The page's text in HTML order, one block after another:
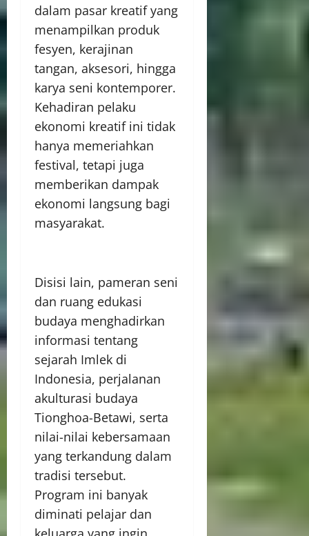
dalam pasar kreatif yang
menampilkan produk
fesyen, kerajinan
tangan, aksesori, hingga
karya seni kontemporer.
Kehadiran pelaku
ekonomi kreatif ini tidak
hanya memeriahkan
festival, tetapi juga
memberikan dampak
ekonomi langsung bagi
masyarakat.
Disisi lain, pameran seni
dan ruang edukasi
budaya menghadirkan
informasi tentang
sejarah Imlek di
Indonesia, perjalanan
akulturasi budaya
Tionghoa-Betawi, serta
nilai-nilai kebersamaan
yang terkandung dalam
tradisi tersebut.
Program ini banyak
diminati pelajar dan